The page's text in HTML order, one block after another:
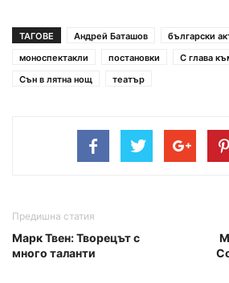
ТАГОВЕ Андрей Баташов български
моноспектакли
постановки
С глава
Сън в лятна нощ
театър
Предишна статия
Марк Твен: Творецът с
много таланти